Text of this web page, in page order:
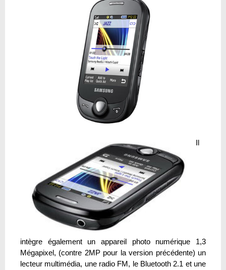
Il
intègre également un appareil photo numérique 1,3
Mégapixel, (contre 2MP pour la version précédente) un
lecteur multimédia, une radio FM, le Bluetooth 2.1 et une